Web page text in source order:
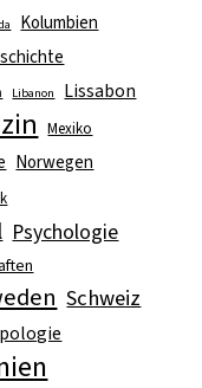
Kolumbien
Libanon Lissabon
Mexiko
Norwegen
Psychologie
Schweiz